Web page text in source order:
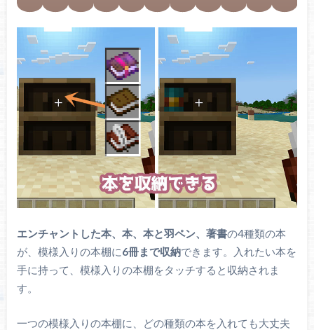
エンチャントした本、本、本と羽ペン、著書の4種類の本
が、模様入りの本棚に6冊まで収納できます。入れたい本を
手に持って、模様入りの本棚をタッチすると収納されま
す。
一つの模様入りの本棚に、どの種類の本を入れても大丈夫